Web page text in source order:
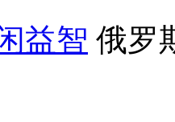
益智 俄罗